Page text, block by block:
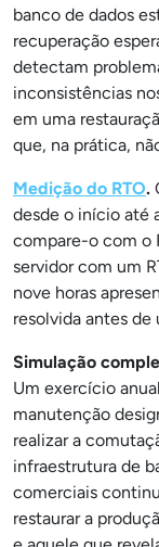
banco de dados
recuperação
detectam
inconsistências
em uma
que, na prática,
Medição do RTO.
desde o início até
compare-o com o
servidor com um
nove horas
resolvida antes
Simulação
Um exercício
manutenção
realizar a
infraestrutura de
comerciais
restaurar a